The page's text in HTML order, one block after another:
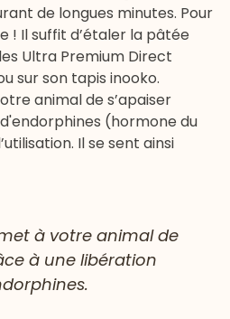
de longues minutes. Pour
! Il suffit d’étaler la pâtée
Ultra Premium Direct
sur son tapis inooko.
animal de s’apaiser
(hormone du
Il se sent ainsi
à votre animal de
à une libération